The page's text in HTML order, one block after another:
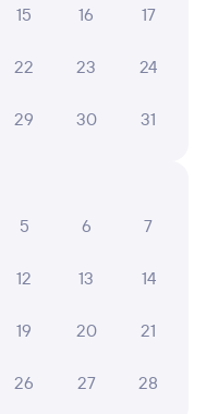
15 16 17
22 23 24
29 30 31
5 6 7
12 13 14
19 20 21
26 27 28